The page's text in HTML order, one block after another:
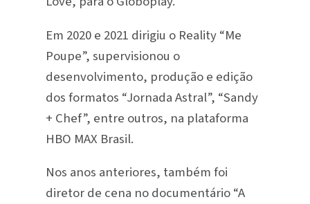
Em 2020 e 2021 dirigiu o Reality “Me
Poupe”, supervisionou o
desenvolvimento, produção e edição
dos formatos “Jornada Astral”, “Sandy
+ Chef”, entre outros, na plataforma
HBO MAX Brasil.
Nos anos anteriores, também foi
diretor de cena no documentário “A